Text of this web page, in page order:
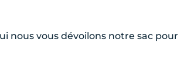
nous vous dévoilons notre sac pour